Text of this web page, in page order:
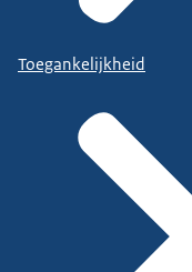
Toegankelijkheid